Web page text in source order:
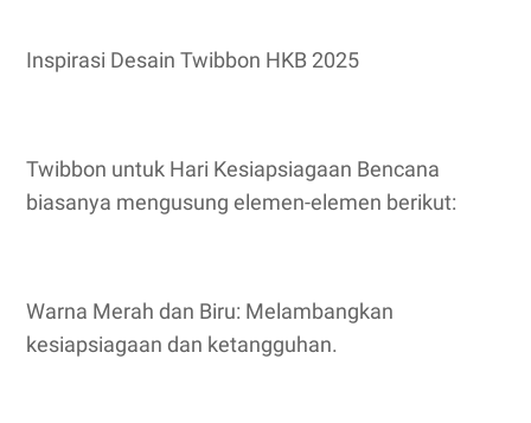
Inspirasi Desain Twibbon HKB 2025
Twibbon untuk Hari Kesiapsiagaan Bencana
biasanya mengusung elemen-elemen berikut:
Warna Merah dan Biru: Melambangkan
kesiapsiagaan dan ketangguhan.